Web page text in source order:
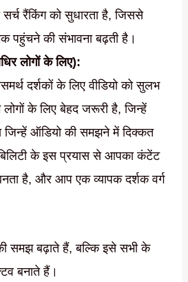
रैंकिंग को सुधारता है, जिससे
पहुंचने की संभावना बढ़ती है।
लोगों के लिए):
दर्शकों के लिए वीडियो को सुलभ
के लिए बेहद जरूरी है, जिन्हें
जिन्हें ऑडियो की समझने में दिक्कत
के इस प्रयास से आपका कंटेंट
है, और आप एक व्यापक दर्शक वर्ग
समझ बढ़ाते हैं, बल्कि इसे सभी के
बनाते हैं।